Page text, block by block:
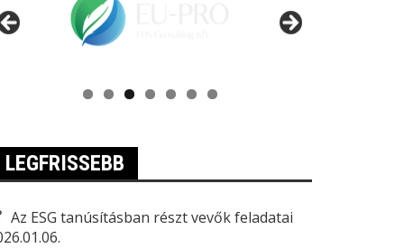
LEGFRISSEBB
Az ESG tanúsításban részt vevők feladatai